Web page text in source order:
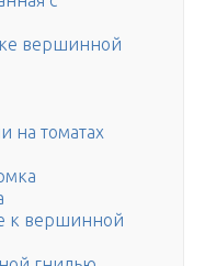
вершинной
на томатах
к вершинной